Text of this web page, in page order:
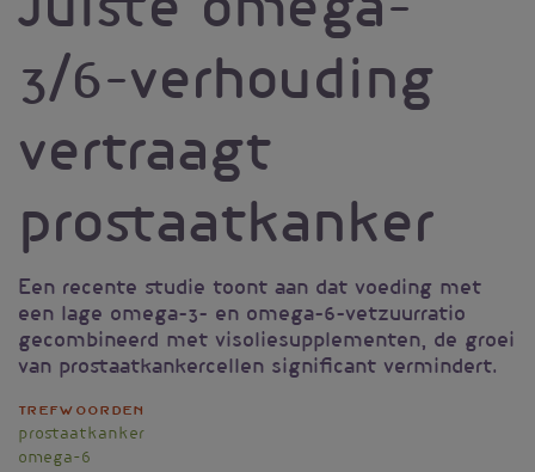
Juiste omega-
3/6-verhouding
vertraagt
prostaatkanker
Een recente studie toont aan dat voeding met
een lage omega-3- en omega-6-vetzuurratio
gecombineerd met visoliesupplementen, de groei
van prostaatkankercellen significant vermindert.
Trefwoorden
prostaatkanker
omega-6